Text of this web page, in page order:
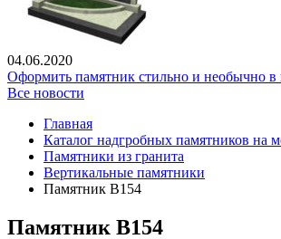
04.06.2020
Оформить памятник стильно и необычно
Все новости
Главная
Каталог надгробных памятников на
Памятники из гранита
Вертикальные памятники
Памятник В154
Памятник В154